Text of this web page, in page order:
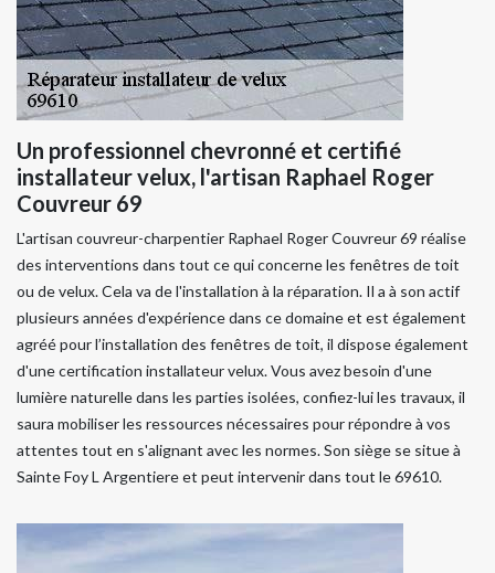
Un professionnel chevronné et certifié
installateur velux, l'artisan Raphael Roger
Couvreur 69
L'artisan couvreur-charpentier Raphael Roger Couvreur 69 réalise
des interventions dans tout ce qui concerne les fenêtres de toit
ou de velux. Cela va de l'installation à la réparation. Il a à son actif
plusieurs années d'expérience dans ce domaine et est également
agréé pour l’installation des fenêtres de toit, il dispose également
d'une certification installateur velux. Vous avez besoin d'une
lumière naturelle dans les parties isolées, confiez-lui les travaux, il
saura mobiliser les ressources nécessaires pour répondre à vos
attentes tout en s'alignant avec les normes. Son siège se situe à
Sainte Foy L Argentiere et peut intervenir dans tout le 69610.